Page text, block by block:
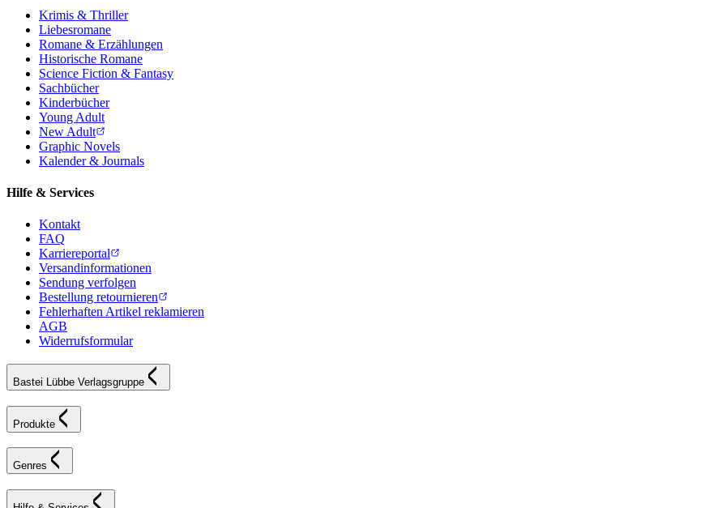
Krimis & Thriller
Liebesromane
Romane & Erzählungen
Historische Romane
Science Fiction & Fantasy
Sachbücher
Kinderbücher
Young Adult
New Adult
Graphic Novels
Kalender & Journals
Hilfe & Services
Kontakt
FAQ
Karriereportal
Versandinformationen
Sendung verfolgen
Bestellung retournieren
Fehlerhaften Artikel reklamieren
AGB
Widerrufsformular
Bastei Lübbe Verlagsgruppe
Produkte
Genres